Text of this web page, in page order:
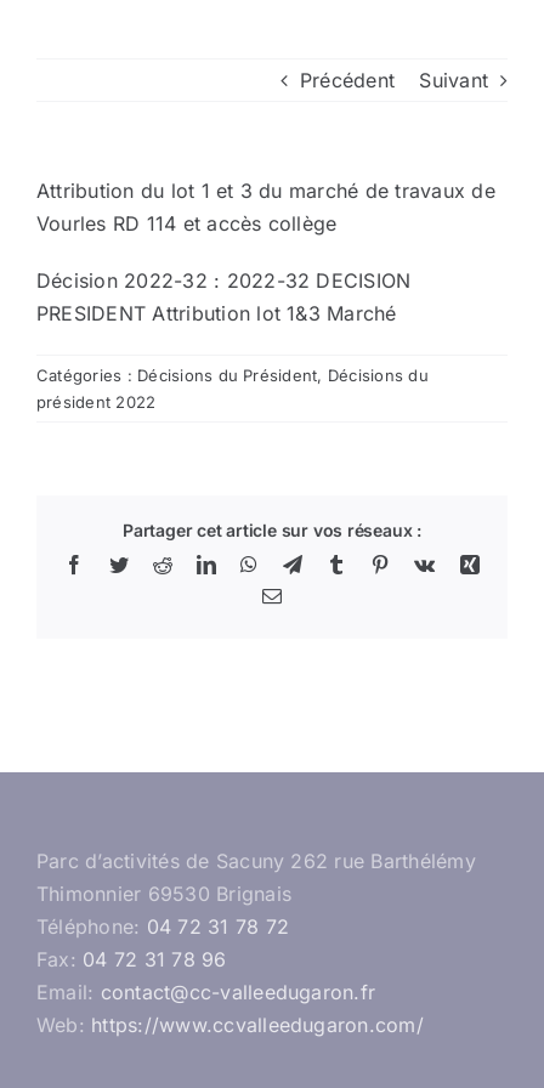
Nous contacter
Aller au site de la CCVG
Précédent Suivant
Attribution du lot 1 et 3 du marché de travaux de
Vourles RD 114 et accès collège
Décision 2022-32 : 2022-32 DECISION
PRESIDENT Attribution lot 1&3 Marché
Catégories : Décisions du Président, Décisions du
président 2022
Partager cet article sur vos réseaux :
Facebook
TwitterRedditLinkedInWhatsApp
TelegramTumblr Pinterest
Vk
Xing
Email
Parc d’activités de Sacuny 262 rue Barthélémy
Thimonnier 69530 Brignais
Téléphone: 04 72 31 78 72
Fax: 04 72 31 78 96
Email: contact@cc-valleedugaron.fr
Web: https://www.ccvalleedugaron.com/